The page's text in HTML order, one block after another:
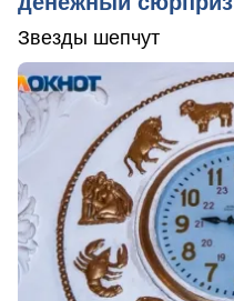
Звезды шепчут